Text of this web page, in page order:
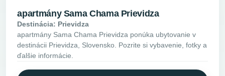
apartmány Sama Chama Prievidza
Destinácia: Prievidza
apartmány Sama Chama Prievidza ponúka ubytovanie v
destinácii Prievidza, Slovensko. Pozrite si vybavenie, fotky a
ďalšie informácie.